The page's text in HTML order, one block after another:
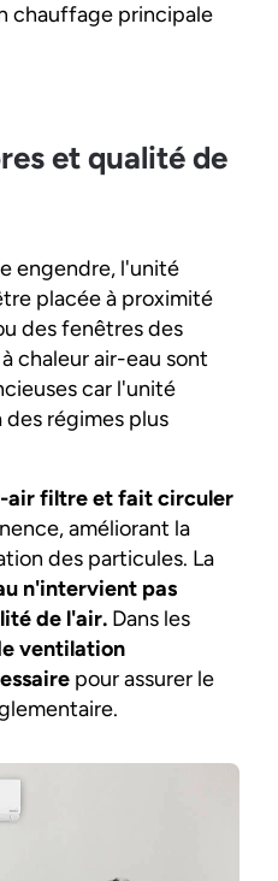
chauffage principale
et qualité de
engendre, l'unité
placée à proximité
des fenêtres des
chaleur air-eau sont
car l'unité
régimes plus
air filtre et fait circuler
améliorant la
des particules. La
n'intervient pas
de l'air. Dans les
ventilation
pour assurer le